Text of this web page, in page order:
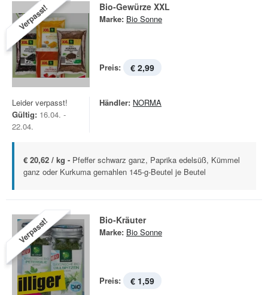
Verpasst! Bio-Gewürze XXL
Marke: Bio Sonne
Preis: € 2,99
Leider verpasst!
Gültig: 16.04. -
22.04.
Händler: NORMA
€ 20,62 / kg - Pfeffer schwarz ganz, Paprika edelsüß, Kümmel
ganz oder Kurkuma gemahlen 145-g-Beutel je Beutel
Verpasst! Bio-Kräuter
Marke: Bio Sonne
Preis: € 1,59